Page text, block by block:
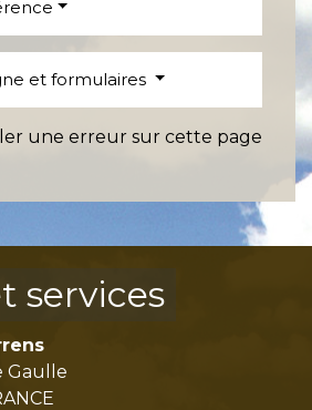
et formulaires
une erreur sur cette page
services
Gaulle